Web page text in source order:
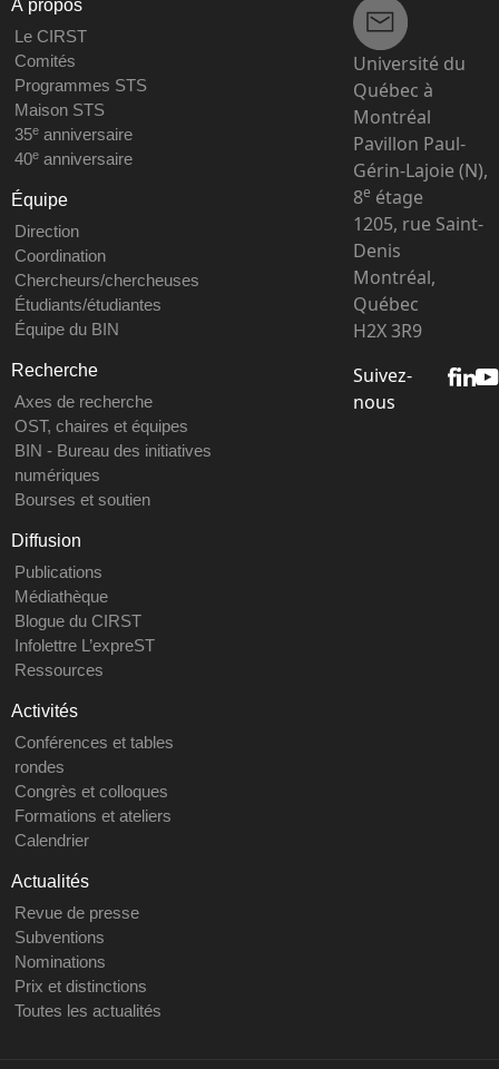
À propos
Le CIRST
Comités
Programmes STS
Maison STS
35eanniversaire
40eanniversaire
Équipe
Direction
Coordination
Chercheurs/chercheuses
Étudiants/étudiantes
Équipe du BIN
Recherche
Axes de recherche
OST, chaires et équipes
BIN - Bureau des initiatives
numériques
Bourses et soutien
Diffusion
Publications
Médiathèque
Blogue du CIRST
Infolettre L’expreST
Ressources
Activités
Conférences et tables
rondes
Congrès et colloques
Formations et ateliers
Calendrier
Actualités
Revue de presse
Subventions
Nominations
Prix et distinctions
Toutes les actualités
Université du
Québec à
Montréal
Pavillon Paul-
Gérin-Lajoie (N),
8e étage
1205, rue Saint-
Denis
Montréal,
Québec
H2X 3R9
Suivez-
nous